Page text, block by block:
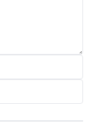
tầm tay để
bộ phận